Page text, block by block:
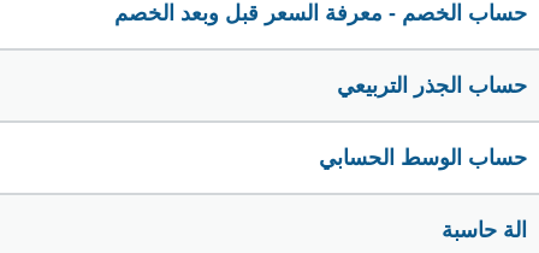
حساب الخصم - معرفة السعر قبل وبعد الخصم
حساب الجذر التربيعي
حساب الوسط الحسابي
الة حاسبة